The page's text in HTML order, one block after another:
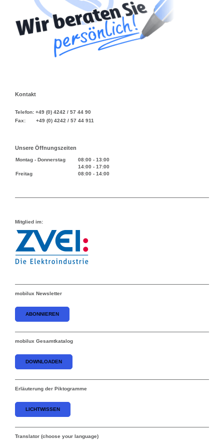
Kontakt
Telefon: +49 (0) 4242 / 57 44 90
Fax: +49 (0) 4242 / 57 44 911
Unsere Öffnungszeiten
Montag - Donnerstag 08:00 - 13:00
14:00 - 17:00
Freitag
08:00 - 14:00
Mitglied im:
mobilux Newsletter
ABONNIEREN
mobilux Gesamtkatalog
DOWNLOADEN
Erläuterung der Piktogramme
LICHTWISSEN
Translator (choose your language)